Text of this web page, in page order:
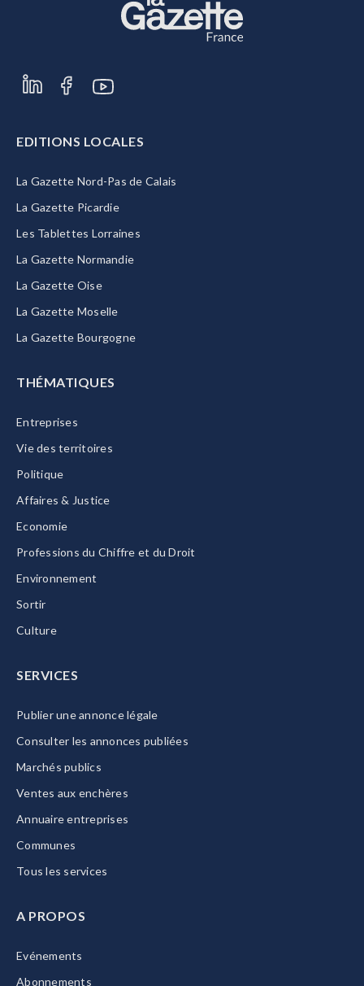
EDITIONS LOCALES
La Gazette Nord-Pas de Calais
La Gazette Picardie
Les Tablettes Lorraines
La Gazette Normandie
La Gazette Oise
La Gazette Moselle
La Gazette Bourgogne
THÉMATIQUES
Entreprises
Vie des territoires
Politique
Affaires & Justice
Economie
Professions du Chiffre et du Droit
Environnement
Sortir
Culture
SERVICES
Publier une annonce légale
Consulter les annonces publiées
Marchés publics
Ventes aux enchères
Annuaire entreprises
Communes
Tous les services
A PROPOS
Evénements
Abonnements